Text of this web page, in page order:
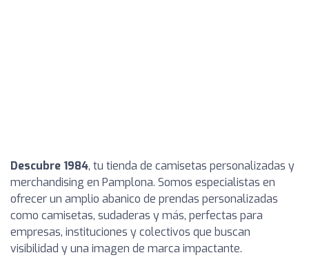
Descubre 1984, tu tienda de camisetas personalizadas y
merchandising en Pamplona. Somos especialistas en
ofrecer un amplio abanico de prendas personalizadas
como camisetas, sudaderas y más, perfectas para
empresas, instituciones y colectivos que buscan
visibilidad y una imagen de marca impactante.